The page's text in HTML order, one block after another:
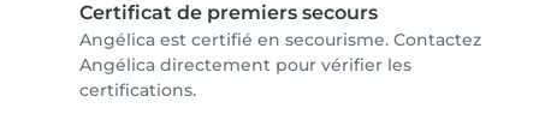
Certificat de premiers secours
Angélica est certifié en secourisme. Contactez
Angélica directement pour vérifier les
certifications.